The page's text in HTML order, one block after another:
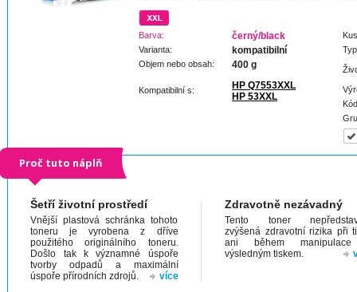
Barva: černý/black
Varianta: kompatibilní
Objem nebo obsah: 400 g
Kompatibilní s:
HP Q7553XXL
HP 53XXL
Proč tuto náplň
Šetří životní prostředí
Vnější plastová schránka tohoto
toneru je vyrobena z dříve
použitého originálního toneru.
Došlo tak k významné úspoře
tvorby odpadů a maximální
úspoře přírodních zdrojů.
více
Zdravotně nezávadný
Tento toner
zvýšená zdravotní rizika při
ani během
výsledným tiskem.